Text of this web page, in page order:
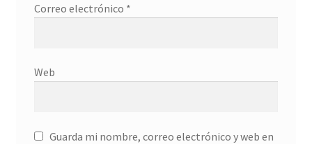
Correo electrónico *
Web
Guarda mi nombre, correo electrónico y web en